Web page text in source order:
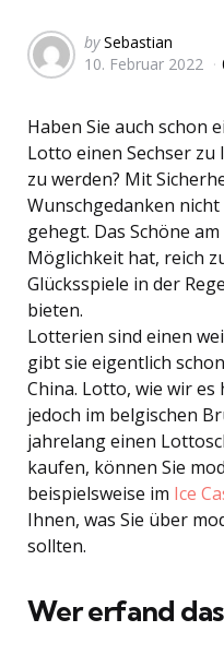
Posted
by
by Sebastian
10. Februar 2022
Haben Sie auch schon
Lotto einen Sechser
zu werden? Mit
Wunschgedanken
gehegt. Das Schöne
Möglichkeit hat, reich
Glücksspiele in der
bieten.
Lotterien sind einen
gibt sie eigentlich
China. Lotto, wie wir
jedoch im belgischen
jahrelang einen
kaufen, können Sie
beispielsweise im Ice
Ihnen, was Sie über
sollten.
Wer erfand